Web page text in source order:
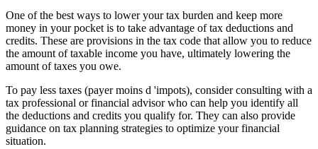
One of the best ways to lower your tax burden and keep more
money in your pocket is to take advantage of tax deductions and
credits. These are provisions in the tax code that allow you to reduce
the amount of taxable income you have, ultimately lowering the
amount of taxes you owe.
To pay less taxes (payer moins d 'impots), consider consulting with a
tax professional or financial advisor who can help you identify all
the deductions and credits you qualify for. They can also provide
guidance on tax planning strategies to optimize your financial
situation.